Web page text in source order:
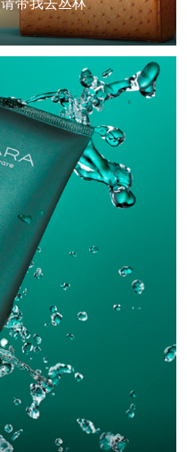
我最喜欢的手袋设计师和
长期客户之一Frau
Frieda，刚完成制作最漂
亮的包包。为了展示这些
令人惊叹的作品，我们创
造了一种丛林氛围，互补
的色调突出了每个袋子。